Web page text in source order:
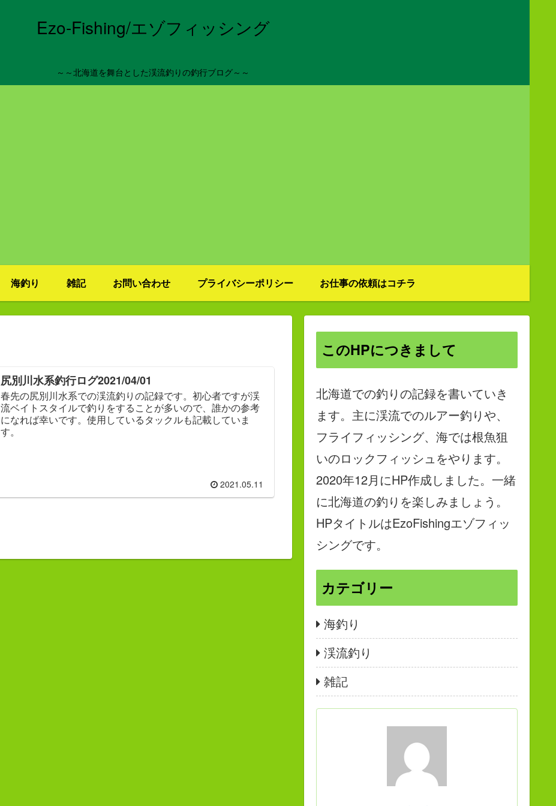
Ezo-Fishing/エゾフィッシング
～～北海道を舞台とした渓流釣りの釣行ブログ～～
海釣り 雑記 お問い合わせ プライバシーポリシー お仕事の依頼はコチラ
尻別川水系釣行ログ2021/04/01
春先の尻別川水系での渓流釣りの記録です。初心者ですが渓
流ベイトスタイルで釣りをすることが多いので、誰かの参考
になれば幸いです。使用しているタックルも記載していま
す。
2021.05.11
このHPにつきまして
北海道での釣りの記録を書いていき
ます。主に渓流でのルアー釣りや、
フライフィッシング、海では根魚狙
いのロックフィッシュをやります。
2020年12月にHP作成しました。一緒
に北海道の釣りを楽しみましょう。
HPタイトルはEzoFishingエゾフィッ
シングです。
カテゴリー
海釣り
渓流釣り
雑記